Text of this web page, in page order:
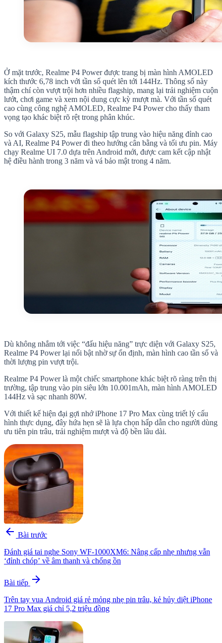
Ở mặt trước, Realme P4 Power được trang bị màn hình AMOLED
kích thước 6,78 inch với tần số quét lên tới 144Hz. Thông số này
thậm chí còn vượt trội hơn nhiều flagship, mang lại trải nghiệm cuộn
lướt, chơi game và xem nội dung cực kỳ mượt mà. Với tần số quét
cao cùng công nghệ AMOLED, Realme P4 Power cho thấy tham
vọng tạo khác biệt rõ rệt trong phân khúc.
So với Galaxy S25, mẫu flagship tập trung vào hiệu năng đỉnh cao
và AI, Realme P4 Power đi theo hướng cân bằng và tối ưu pin. Máy
chạy Realme UI 7.0 dựa trên Android mới, được cam kết cập nhật
hệ điều hành trong 3 năm và vá bảo mật trong 4 năm.
Dù không nhắm tới việc “đấu hiệu năng” trực diện với Galaxy S25,
Realme P4 Power lại nổi bật nhờ sự ổn định, màn hình cao tần số và
thời lượng pin vượt trội.
Realme P4 Power là một chiếc smartphone khác biệt rõ ràng trên thị
trường, tập trung vào pin siêu lớn 10.001mAh, màn hình AMOLED
144Hz và sạc nhanh 80W.
Với thiết kế hiện đại gợi nhớ iPhone 17 Pro Max cùng triết lý cấu
hình thực dụng, đây hứa hẹn sẽ là lựa chọn hấp dẫn cho người dùng
ưu tiên pin trâu, trải nghiệm mượt và độ bền lâu dài.
arrow_back Bài trước
Đánh giá tai nghe Sony WF-1000XM6: Nâng cấp nhẹ nhưng vẫn
‘đỉnh chóp’ về âm thanh và chống ồn
Bài tiếp arrow_forward
Trên tay vua Android giá rẻ mỏng nhẹ pin trâu, kẻ hủy diệt iPhone
17 Pro Max giá chỉ 5,2 triệu đồng